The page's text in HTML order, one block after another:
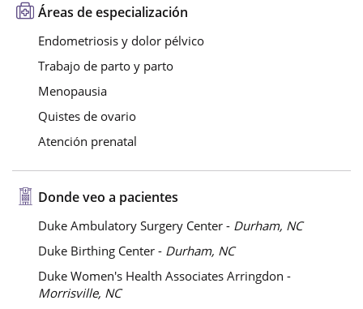
Áreas de especialización
Endometriosis y dolor pélvico
Trabajo de parto y parto
Menopausia
Quistes de ovario
Atención prenatal
Donde veo a pacientes
Duke Ambulatory Surgery Center - Durham, NC
Duke Birthing Center - Durham, NC
Duke Women's Health Associates Arringdon -
Morrisville, NC